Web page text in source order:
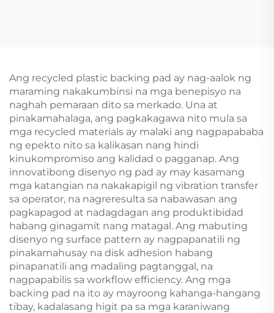
Ang recycled plastic backing pad ay nag-aalok ng
maraming nakakumbinsi na mga benepisyo na
naghah pemaraan dito sa merkado. Una at
pinakamahalaga, ang pagkakagawa nito mula sa
mga recycled materials ay malaki ang nagpapababa
ng epekto nito sa kalikasan nang hindi
kinukompromiso ang kalidad o pagganap. Ang
innovatibong disenyo ng pad ay may kasamang
mga katangian na nakakapigil ng vibration transfer
sa operator, na nagreresulta sa nabawasan ang
pagkapagod at nadagdagan ang produktibidad
habang ginagamit nang matagal. Ang mabuting
disenyo ng surface pattern ay nagpapanatili ng
pinakamahusay na disk adhesion habang
pinapanatili ang madaling pagtanggal, na
nagpapabilis sa workflow efficiency. Ang mga
backing pad na ito ay mayroong kahanga-hangang
tibay, kadalasang higit pa sa mga karaniwang